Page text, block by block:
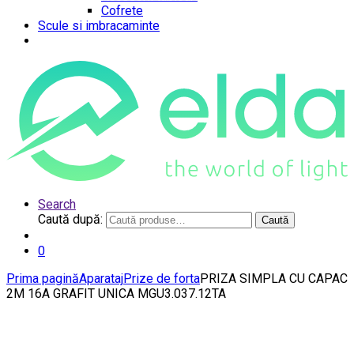
Cofrete
Scule si imbracaminte
Search
Caută după:
Caută
0
Prima paginăAparatajPrize de fortaPRIZA SIMPLA CU CAPAC
2M 16A GRAFIT UNICA MGU3.037.12TA